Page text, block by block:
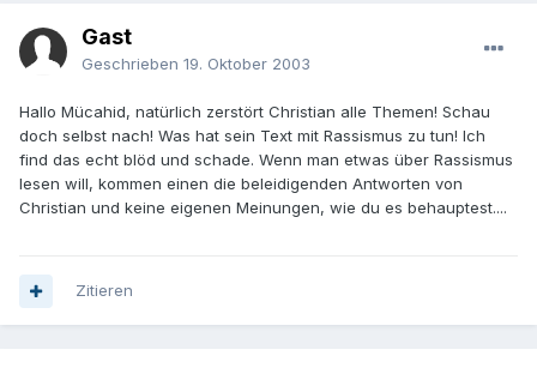
Gast
Geschrieben 19. Oktober 2003
Hallo Mücahid, natürlich zerstört Christian alle Themen! Schau
doch selbst nach! Was hat sein Text mit Rassismus zu tun! Ich
find das echt blöd und schade. Wenn man etwas über Rassismus
lesen will, kommen einen die beleidigenden Antworten von
Christian und keine eigenen Meinungen, wie du es behauptest....
Zitieren